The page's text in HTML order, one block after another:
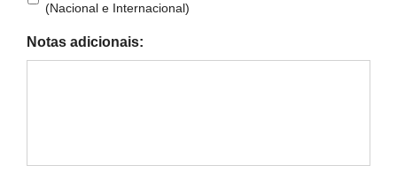
(Nacional e Internacional)
Notas adicionais: